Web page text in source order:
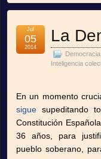
La
Democracia
Inteligencia
Jul
05
2014
En un momento
sigue supeditando
Constitución
36 años, para
pueblo soberano,